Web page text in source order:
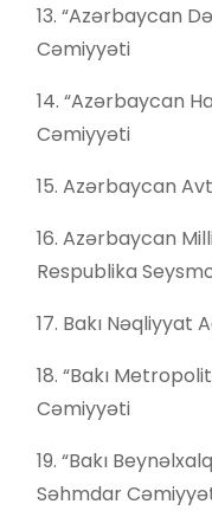
13. “Azərbaycan
Cəmiyyəti
14. “Azərbaycan
Cəmiyyəti
15. Azərbaycan
16. Azərbaycan
Respublika
17. Bakı Nəqliyyat
18. “Bakı
Cəmiyyəti
19. “Bakı
Səhmdar